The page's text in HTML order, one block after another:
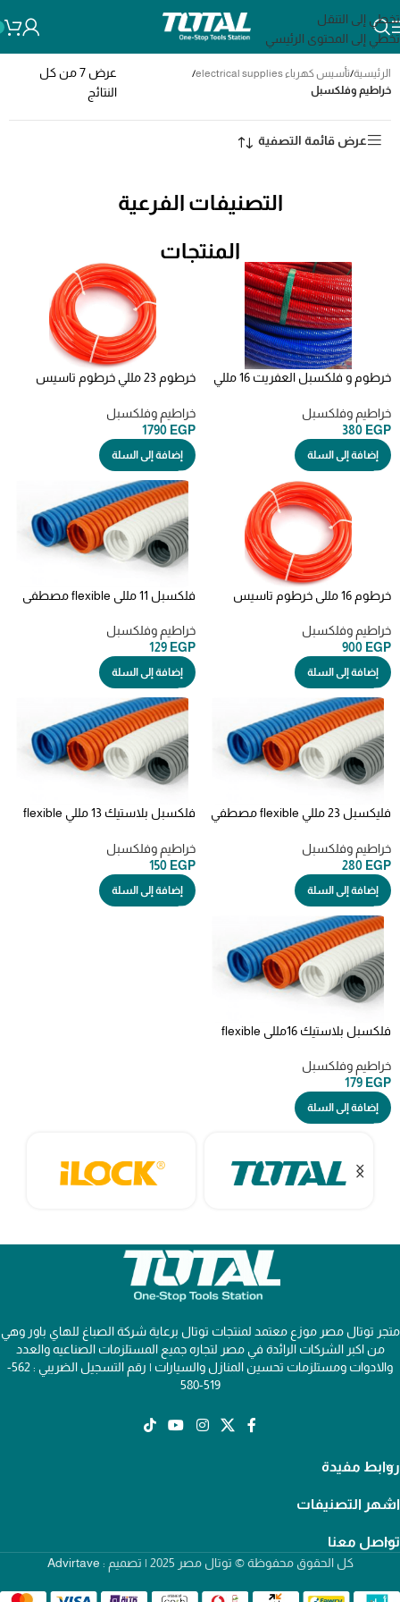
تخطي إلى التنقل
تخطي إلى المحتوى الرئيسي
الرئيسية/تأسيس كهرباء electrical supplies
/
خراطيم وفلكسبل
عرض ⁦7⁩ من كل
النتائج
عرض قائمة التصفية
التصنيفات الفرعية
المنتجات
خرطوم و فلكسبل العفريت 16 مللي
خراطيم وفلكسبل
380 EGP
إضافة إلى السلة
خرطوم 23 مللي خرطوم تاسيس
خراطيم وفلكسبل
1790 EGP
إضافة إلى السلة
خرطوم 16 مللي خرطوم تاسيس
خراطيم وفلكسبل
900 EGP
إضافة إلى السلة
فلكسبل 11 مللي flexible مصطفي
خراطيم وفلكسبل
129 EGP
إضافة إلى السلة
فليكسبل 23 مللي flexible مصطفي
خراطيم وفلكسبل
280 EGP
إضافة إلى السلة
فلكسبل بلاستيك 13 مللي flexible
خراطيم وفلكسبل
150 EGP
إضافة إلى السلة
فلكسبل بلاستيك 16مللي flexible
خراطيم وفلكسبل
179 EGP
إضافة إلى السلة
متجر توتال مصر موزع معتمد لمنتجات توتال برعاية شركة الصباغ للهاي باور وهي
من اكبر الشركات الرائدة في مصر لتجاره جميع المستلزمات الصناعيه والعدد
والادوات ومستلزمات تحسين المنازل والسيارات | رقم التسجيل الضريبي : 562-
519-580
روابط مفيدة
اشهر التصنيفات
تواصل معنا
كل الحقوق محفوظة © توتال مصر 2025 | تصميم : Advirtave